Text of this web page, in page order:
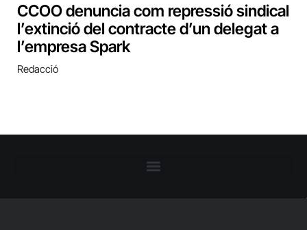
CCOO denuncia com repressió sindical
l’extinció del contracte d’un delegat a
l’empresa Spark
Redacció